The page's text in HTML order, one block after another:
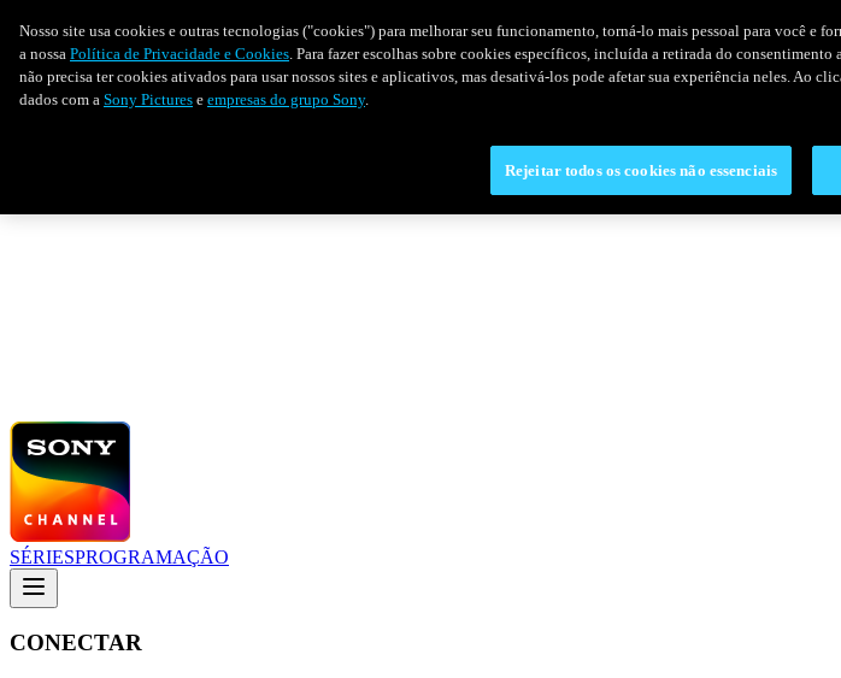
SÉRIESPROGRAMAÇÃO
CONECTAR
Nosso site usa cookies e outras tecnologias ("cookies") para melhorar seu funcionamento, torná-lo mais pessoal para você e
a nossa Política de Privacidade e Cookies. Para fazer escolhas sobre cookies específicos, incluída a retirada do consentimento
não precisa ter cookies ativados para usar nossos sites e aplicativos, mas desativá-los pode afetar sua experiência neles. Ao
dados com a Sony Pictures e empresas do grupo Sony.
Rejeitar todos os cookies não essenciais